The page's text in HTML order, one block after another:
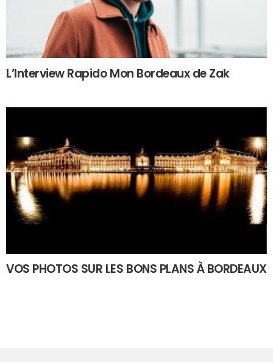
L’Interview Rapido Mon Bordeaux de Zak
VOS PHOTOS SUR LES BONS PLANS À BORDEAUX